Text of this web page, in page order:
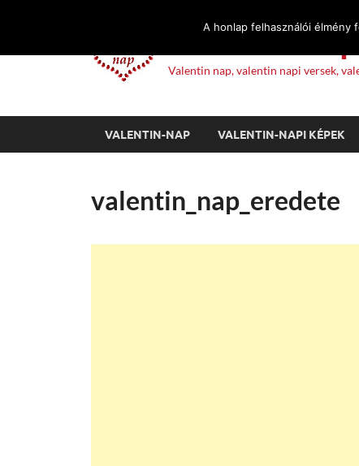
Valentin
Valentin nap, valentin napi versek,
VALENTIN-NAP VALENTIN-NAPI KÉPEK
valentin_nap_eredete
A honlap felhasználói élmény